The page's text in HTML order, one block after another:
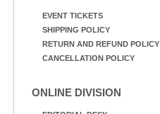
EVENT TICKETS
SHIPPING POLICY
RETURN AND REFUND POLICY
CANCELLATION POLICY
ONLINE DIVISION